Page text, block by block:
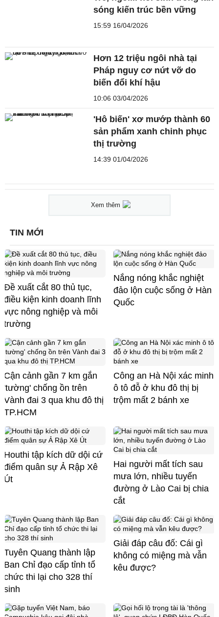
sóng kiến trúc bền vững
15:59 16/04/2026
Hơn 12 triệu ngôi nhà tại
Pháp nguy cơ nứt vỡ do
biến đổi khí hậu
10:06 03/04/2026
'Hô biến' xơ mướp thành 60
sản phẩm xanh chinh phục
thị trường
14:39 01/04/2026
Xem thêm
TIN MỚI
Đề xuất cắt 80 thủ tục,
điều kiện kinh doanh lĩnh
vực nông nghiệp và môi
trường
Nắng nóng khắc nghiệt
đảo lộn cuộc sống ở Hàn
Quốc
Cận cảnh gần 7 km gắn
'tường' chống ồn trên
Vành đai 3 qua khu đô thị
TP.HCM
Công an Hà Nội xác minh
ô tô đỗ ở khu đô thị bị
trộm mất 2 bánh xe
Houthi tập kích dữ dội cứ
điểm quân sự Ả Rập Xê
Út
Hai người mất tích sau
mưa lớn, nhiều tuyến
đường ở Lào Cai bị chia
cắt
Tuyên Quang thành lập
Ban Chỉ đạo cấp tỉnh tổ
chức thi lại cho 328 thí
sinh
Giải đáp câu đố: Cái gì
không có miệng mà vẫn
kêu được?